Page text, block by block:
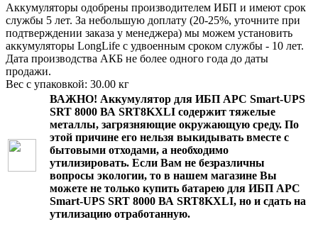
Аккумуляторы одобрены производителем ИБП и имеют срок
службы 5 лет. За небольшую доплату (20-25%, уточните при
подтверждении заказа у менеджера) мы можем установить
аккумуляторы LongLife с удвоенным сроком службы - 10 лет.
Дата производства АКБ не более одного года до даты
продажи.
Вес с упаковкой: 30.00 кг
ВАЖНО! Аккумулятор для ИБП APC Smart-UPS
SRT 8000 ВА SRT8KXLI содержит тяжелые
металлы, загрязняющие окружающую среду. По
этой причине его нельзя выкидывать вместе с
бытовыми отходами, а необходимо
утилизировать. Если Вам не безразличны
вопросы экологии, то в нашем магазине Вы
можете не только купить батарею для ИБП APC
Smart-UPS SRT 8000 ВА SRT8KXLI, но и сдать на
утилизацию отработанную.